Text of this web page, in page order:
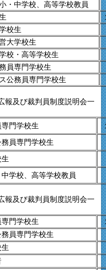
・中学校、高等学校教員
校生
大学校生
校・高等学校生
員専門学校生
公務員専門学校生
報及び裁判員制度説明会一
門学校生
員専門学校生
学校、高等学校教員
報及び裁判員制度説明会一
門学校生
員専門学校生